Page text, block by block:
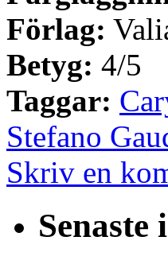
Förlag:
Betyg: 4/5
Taggar:
Stefano
Skriv en
Senaste